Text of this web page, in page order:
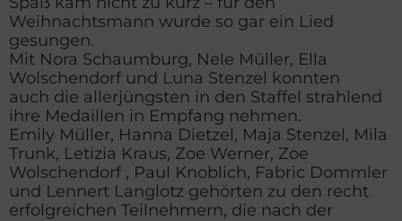
Weihnachtsmann wurde so gar ein Lied
gesungen.
Mit Nora Schaumburg, Nele Müller, Ella
Wolschendorf und Luna Stenzel konnten
auch die allerjüngsten in den Staffel strahlend
ihre Medaillen in Empfang nehmen.
Emily Müller, Hanna Dietzel, Maja Stenzel, Mila
Trunk, Letizia Kraus, Zoe Werner, Zoe
Wolschendorf , Paul Knoblich, Fabric Dommler
und Lennert Langlotz gehörten zu den recht
erfolgreichen Teilnehmern, die nach der